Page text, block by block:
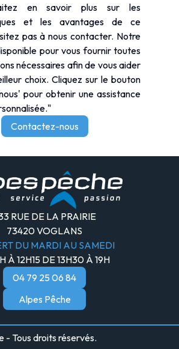
en savoir plus sur les
et les avantages de ce
pas à nous contacter. Notre
pour vous fournir toutes
nécessaires afin de vous aider
choix. Cliquez sur le bouton
pour obtenir une assistance
Contactez-nous
RUE DE LA PRAIRIE
73420 VOGLANS
DU MARDI AU SAMEDI
À 12H15 DE 13H30 À 19H
04 79 25 06 84
Alpes Pêche
- Tous droits réservés.